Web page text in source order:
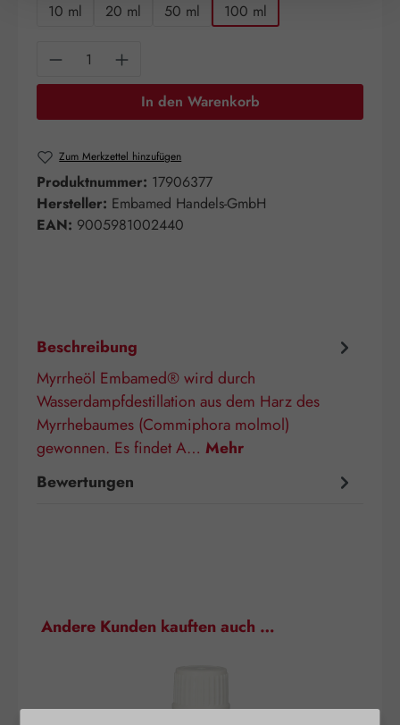
10 ml 20 ml 50 ml 100 ml
Produkt Anzahl: Gib den gewünschten
In den Warenkorb
Zum Merkzettel hinzufügen
Produktnummer: 17906377
Hersteller: Embamed Handels-GmbH
EAN: 9005981002440
Beschreibung
Myrrheöl Embamed® wird durch
Wasserdampfdestillation aus dem Harz des
Myrrhebaumes (Commiphora molmol)
gewonnen. Es findet A… Mehr
Bewertungen
Produktgalerie überspringen
Andere Kunden kauften auch …